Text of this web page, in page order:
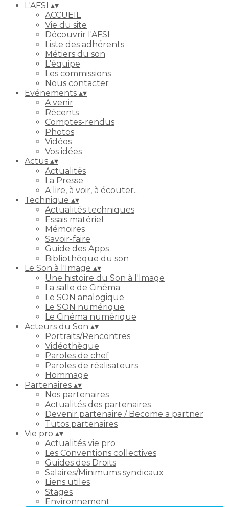
L'AFSI ▴▾
ACCUEIL
Vie du site
Découvrir l'AFSI
Liste des adhérents
Métiers du son
L'équipe
Les commissions
Nous contacter
Evénements ▴▾
A venir
Récents
Comptes-rendus
Photos
Vidéos
Vos idées
Actus ▴▾
Actualités
La Presse
A lire, à voir, à écouter...
Technique ▴▾
Actualités techniques
Essais matériel
Mémoires
Savoir-faire
Guide des Apps
Bibliothèque du son
Le Son à l'Image ▴▾
Une histoire du Son à l'Image
La salle de Cinéma
Le SON analogique
Le SON numérique
Le Cinéma numérique
Acteurs du Son ▴▾
Portraits/Rencontres
Vidéothèque
Paroles de chef
Paroles de réalisateurs
Hommage
Partenaires ▴▾
Nos partenaires
Actualités des partenaires
Devenir partenaire / Become a partner
Tutos partenaires
Vie pro ▴▾
Actualités vie pro
Les Conventions collectives
Guides des Droits
Salaires/Minimums syndicaux
Liens utiles
Stages
Environnement